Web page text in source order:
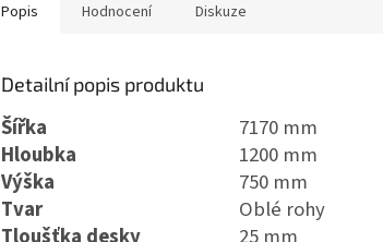
Popis Hodnocení Diskuze
Detailní popis produktu
Šířka
7170 mm
Hloubka
1200 mm
Výška
750 mm
Tvar
Oblé rohy